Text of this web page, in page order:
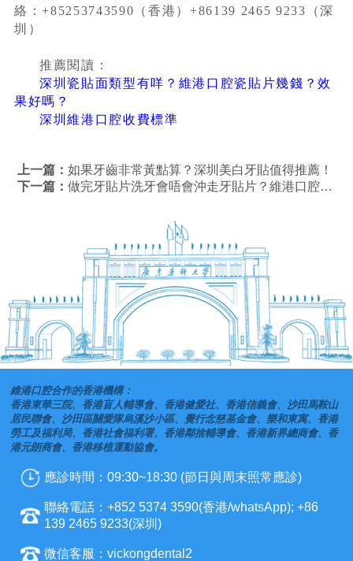
絡：+85253743590（香港）+86139 2465 9233（深
圳）
推薦閱讀：
深圳瓷貼面類型有咩？維港口腔瓷貼片幾錢？效
果好嗎？
深圳維港口腔收費標準
上一篇：如果牙齒非常黃點算？深圳美白牙貼值得推薦！
下一篇：做完牙貼片洗牙會唔會沖走牙貼片？維港口腔整多隻牙貼片有冇優惠？
維港口腔合作的香港機構：
香港東華三院、香港盲人輔導會、香港健愛社、香港信義會、沙田馬鞍山
居民聯會、沙田區關愛隊烏溪沙小區、覺行念慈基金會、樂和東寓、香港
勞工及福利局、香港社會福利署、香港鄰捨輔導會、香港新界總商會、香
港元朗商會、香港移植運動協會。
應診時間：09:30~18:30 (節日與周末照常應診)
聯絡電話：+852 5374 3590(香港/whatsApp); +86
139 2465 9233(深圳)
微信客服：vickongdental2